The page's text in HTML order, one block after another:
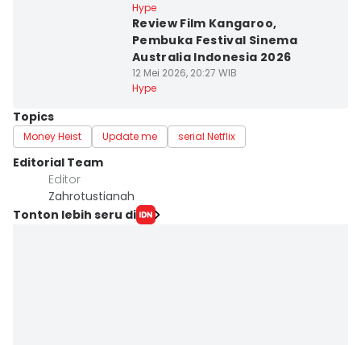
Hype
Review Film Kangaroo,
Pembuka Festival Sinema
Australia Indonesia 2026
12 Mei 2026, 20:27 WIB
Hype
Topics
Money Heist Update me serial Netflix
Editorial Team
Editor
Zahrotustianah
Tonton lebih seru di